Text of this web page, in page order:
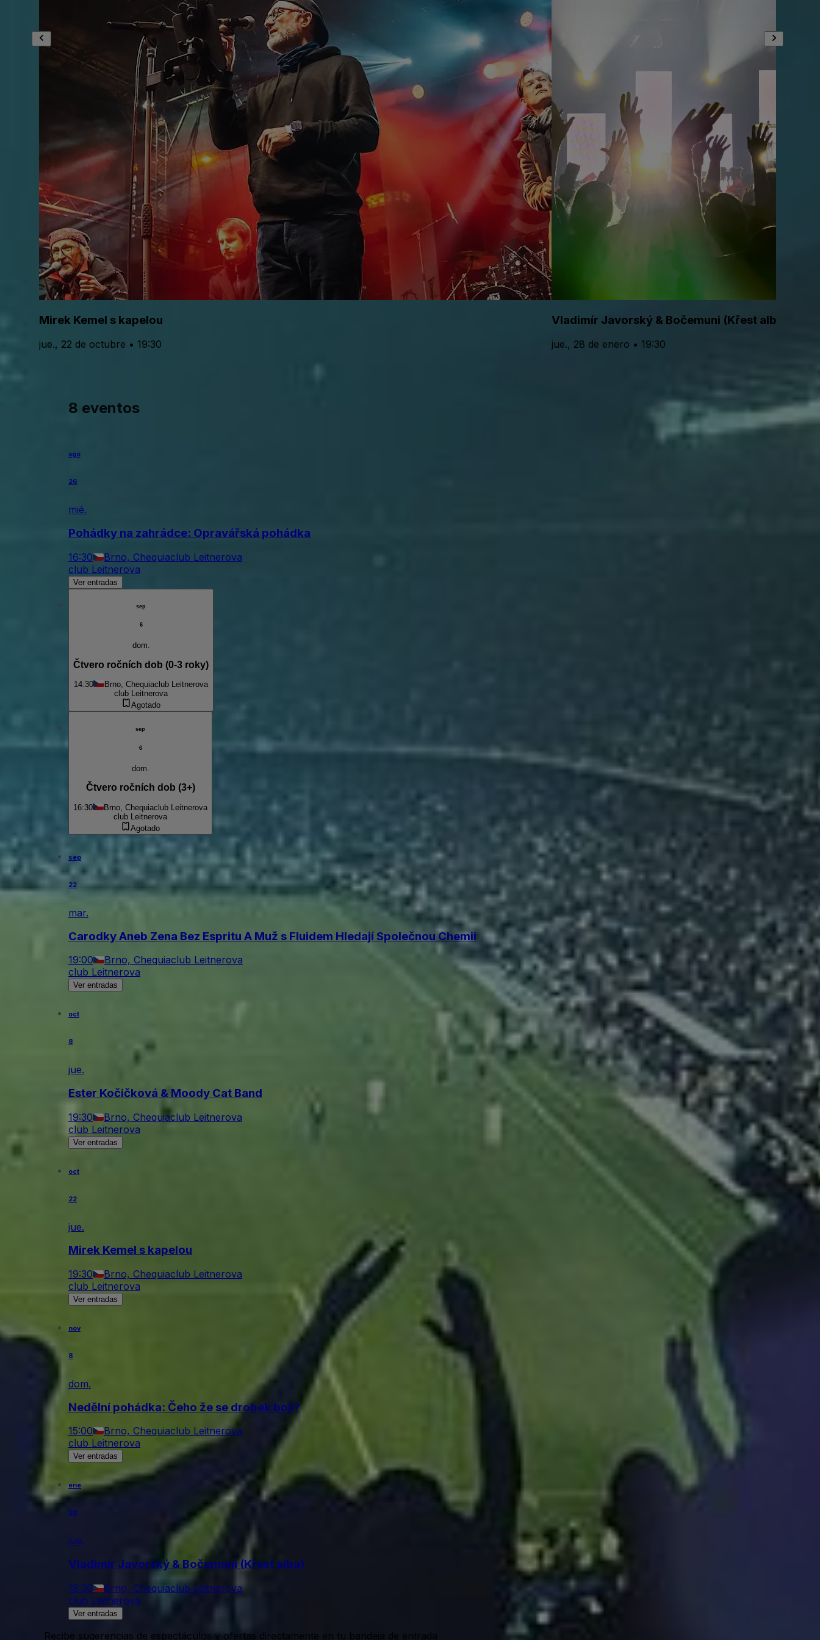
Mirek Kemel s kapelou
jue., 22 de octubre • 19:30
Vladimír Javorský & Bočemuni (Křest alba)
jue., 28 de enero • 19:30
8 eventos
ago
26
mié.
Pohádky na zahrádce: Opravářská pohádka
16:30 Brno, Chequiaclub Leitnerova
club Leitnerova
Ver entradas
sep
6
dom.
Čtvero ročních dob (0-3 roky)
14:30 Brno, Chequiaclub Leitnerova
club Leitnerova
Agotado
sep
6
dom.
Čtvero ročních dob (3+)
16:30 Brno, Chequiaclub Leitnerova
club Leitnerova
Agotado
sep
22
mar.
Carodky Aneb Zena Bez Espritu A Muž s Fluidem Hledají Společnou Chemii
19:00 Brno, Chequiaclub Leitnerova
club Leitnerova
Ver entradas
oct
8
jue.
Ester Kočičková & Moody Cat Band
19:30 Brno, Chequiaclub Leitnerova
club Leitnerova
Ver entradas
oct
22
jue.
Mirek Kemel s kapelou
19:30 Brno, Chequiaclub Leitnerova
club Leitnerova
Ver entradas
nov
8
dom.
Nedělní pohádka: Čeho že se drobek bojí?
15:00 Brno, Chequiaclub Leitnerova
club Leitnerova
Ver entradas
ene
28
jue.
Vladimír Javorský & Bočemuni (Křest alba)
19:30 Brno, Chequiaclub Leitnerova
club Leitnerova
Ver entradas
Recibe sugerencias de espectáculos y ofertas directamente en tu bandeja de entrada